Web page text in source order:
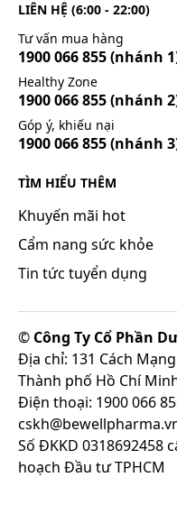
LIÊN HỆ (6:00 - 22:00)
Tư vấn mua hàng
1900 066 855(nhánh
Healthy Zone
1900 066 855(nhánh
Góp ý, khiếu nại
1900 066 855(nhánh
TÌM HIỂU THÊM
Khuyến mãi hot
Cẩm nang sức khỏe
Tin tức tuyển dụng
© Công Ty Cổ Phần
Địa chỉ: 131 Cách
Thành phố Hồ Chí
Điện thoại: 1900 066
Số ĐKKD 0318692458
hoạch Đầu tư TPHCM